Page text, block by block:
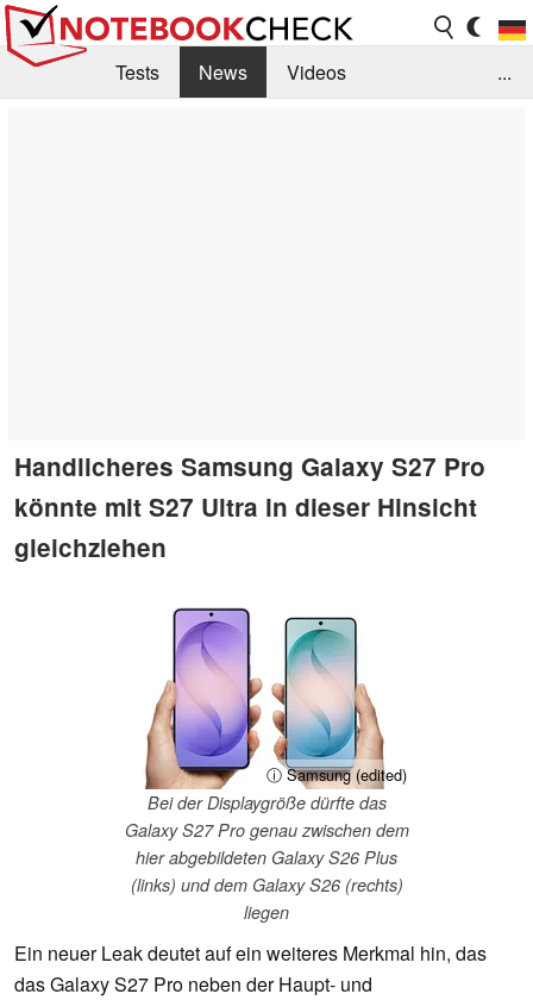
Tests News
Videos
...
Handlicheres Samsung Galaxy S27 Pro
könnte mit S27 Ultra in dieser Hinsicht
gleichziehen
ⓘ Samsung (edited)
Bei der Displaygröße dürfte das
Galaxy S27 Pro genau zwischen dem
hier abgebildeten Galaxy S26 Plus
(links) und dem Galaxy S26 (rechts)
liegen
Ein neuer Leak deutet auf ein weiteres Merkmal hin, das
das Galaxy S27 Pro neben der Haupt- und